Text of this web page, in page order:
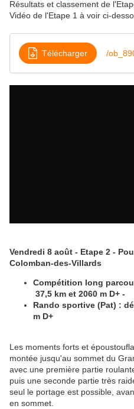
Résultats et classement de
Vidéo de l'Etape 1 à voir ci-
Télécharger
Vendredi 8 août - Etape 2 -
Colomban-des-Villards
Compétition long
37,5 km et 2060 m D+ -
Rando sportive (Pat) :
m D+
Les moments forts et
montée jusqu'au sommet du
avec une première partie
puis une seconde partie très
seul le portage est possible,
en sommet.